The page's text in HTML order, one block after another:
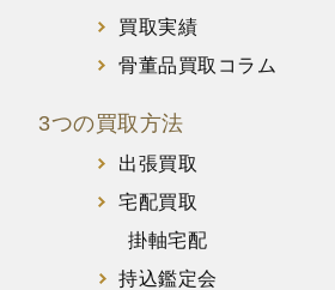
買取実績
骨董品買取コラム
3つの買取方法
出張買取
宅配買取
掛軸宅配
持込鑑定会